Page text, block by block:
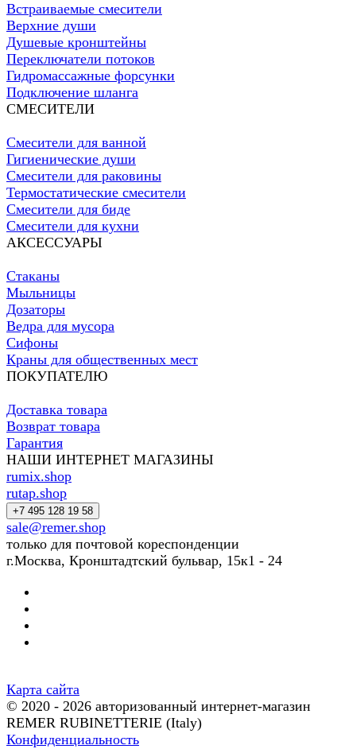
Встраиваемые смесители
Верхние души
Душевые кронштейны
Переключатели потоков
Гидромассажные форсунки
Подключение шланга
СМЕСИТЕЛИ
Смесители для ванной
Гигиенические души
Смесители для раковины
Термостатические смесители
Смесители для биде
Смесители для кухни
АКСЕССУАРЫ
Стаканы
Мыльницы
Дозаторы
Ведра для мусора
Сифоны
Краны для общественных мест
ПОКУПАТЕЛЮ
Доставка товара
Возврат товара
Гарантия
НАШИ ИНТЕРНЕТ МАГАЗИНЫ
rumix.shop
rutap.shop
+7 495 128 19 58
sale@remer.shop
только для почтовой кореспонденции
г.Москва, Кронштадтский бульвар, 15к1 - 24
Карта сайта
© 2020 - 2026 авторизованный интернет-магазин
REMER RUBINETTERIE (Italy)
Конфиденциальность